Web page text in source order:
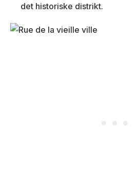
det historiske distrikt.